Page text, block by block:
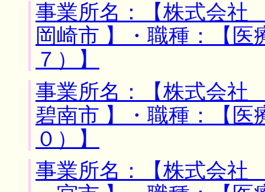
事業所名：【株式会
岡崎市 】・職種：【
７）】
事業所名：【株式会
碧南市 】・職種：【医
０）】
事業所名：【株式会